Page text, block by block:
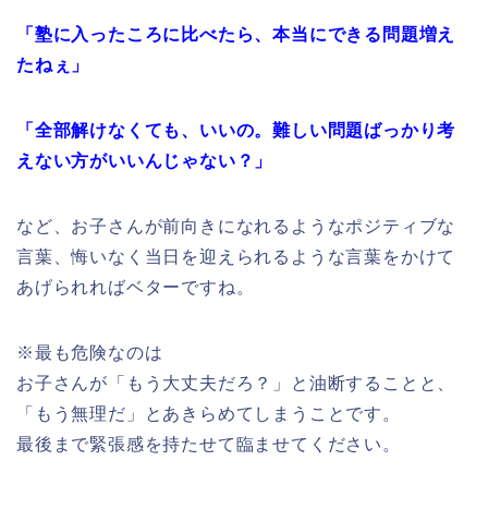
「塾に入ったころに比べたら、本当にできる問題増え
たねぇ」
「全部解けなくても、いいの。難しい問題ばっかり考
えない方がいいんじゃない？」
など、お子さんが前向きになれるようなポジティブな
言葉、悔いなく当日を迎えられるような言葉をかけて
あげられればベターですね。
※最も危険なのは
お子さんが「もう大丈夫だろ？」と油断することと、
「もう無理だ」とあきらめてしまうことです。
最後まで緊張感を持たせて臨ませてください。